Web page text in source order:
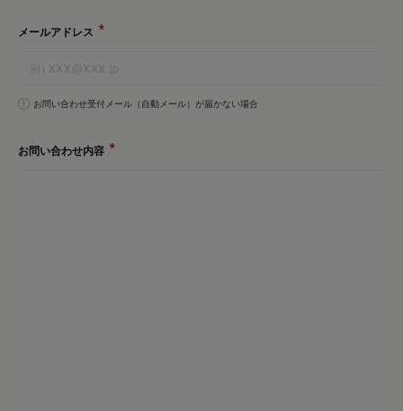
メールアドレス
お問い合わせ受付メール（自動メール）が届かない場合
お問い合わせ内容